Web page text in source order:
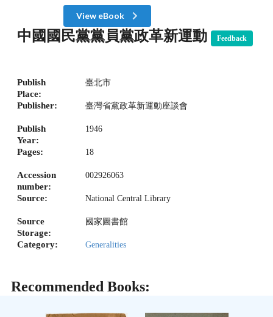
View eBook
中國國民黨黨員黨政革新運動 Feedback
Publish
Place:
臺北市
Publisher: 臺灣省黨政革新運動座談會
Publish
Year:
1946
Pages: 18
Accession
number:
002926063
Source: National Central Library
Source
Storage:
國家圖書館
Category: Generalities
Recommended Books: